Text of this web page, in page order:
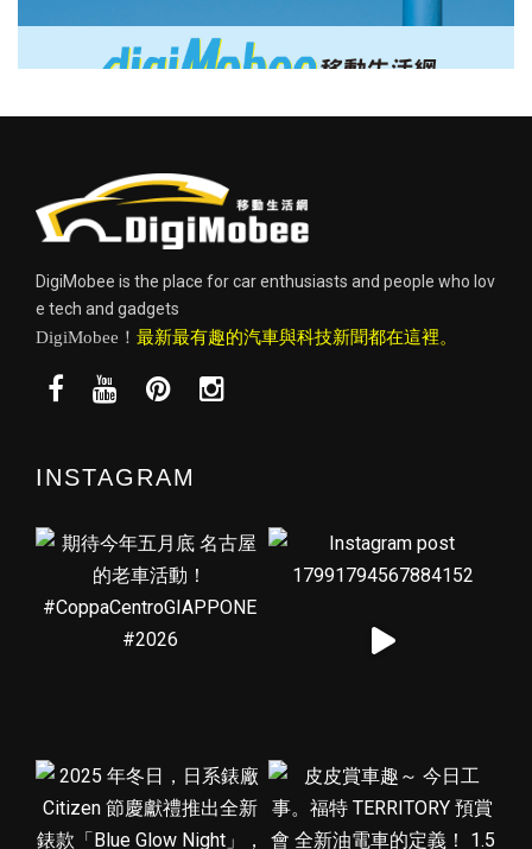
DigiMobee is the place for car enthusiasts and people who lov
e tech and gadgets
DigiMobee！ 最新最有趣的汽車與科技新聞都在這裡。
INSTAGRAM